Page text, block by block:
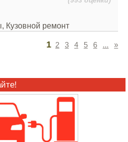
Кузовной ремонт
1 2 3 4 5 6 ... »